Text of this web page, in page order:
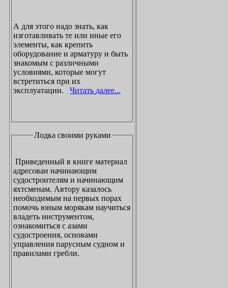
А для этого надо знать, как
изготавливать те или иные его
элементы, как крепить
оборудование и арматуру и быть
знакомым с различными
условиями, которые могут
встретиться при их
эксплуатации.
Читать далее...
Лодка своими руками
Приведенный в книге материал
адресован начинающим
судостроителям и начинающим
яхтсменам. Автору казалось
необходимым на первых порах
помочь юным морякам научиться
владеть инструментом,
ознакомиться с азами
судостроения, основами
управления парусным судном и
правилами гребли.